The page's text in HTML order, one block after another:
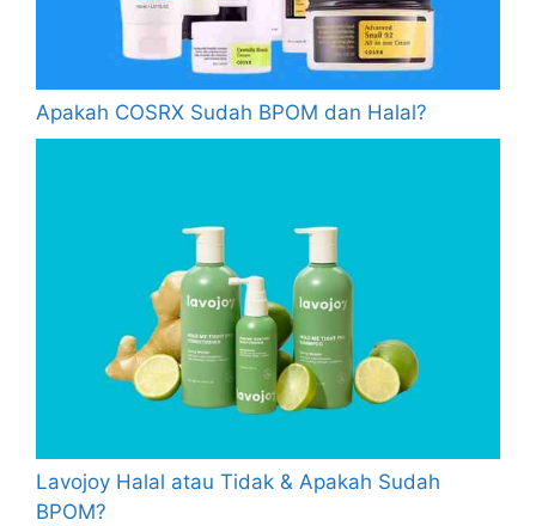
Apakah COSRX Sudah BPOM dan Halal?
Lavojoy Halal atau Tidak & Apakah Sudah
BPOM?